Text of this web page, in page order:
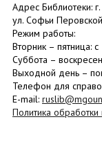
Адрес Библиотеки:
ул. Софьи
Режим работы:
Вторник – пятница:
Суббота – в
Выходной день –
Телефон для
E-mail:
Политика